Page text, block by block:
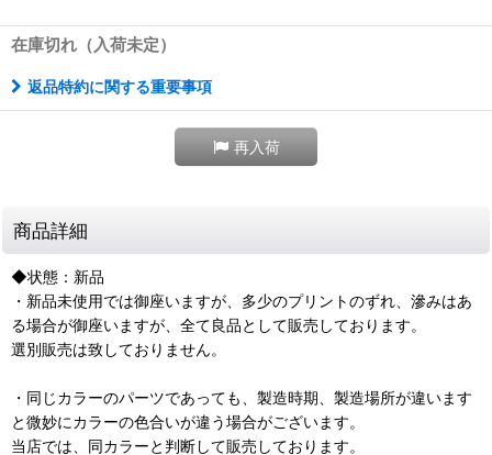
在庫切れ（入荷未定）
返品特約に関する重要事項
再入荷
商品詳細
◆状態：新品
・新品未使用では御座いますが、多少のプリントのずれ、滲みはあ
る場合が御座いますが、全て良品として販売しております。
選別販売は致しておりません。
・同じカラーのパーツであっても、製造時期、製造場所が違います
と微妙にカラーの色合いが違う場合がございます。
当店では、同カラーと判断して販売しております。